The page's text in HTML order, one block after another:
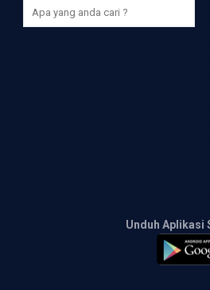
Unduh Aplikasi